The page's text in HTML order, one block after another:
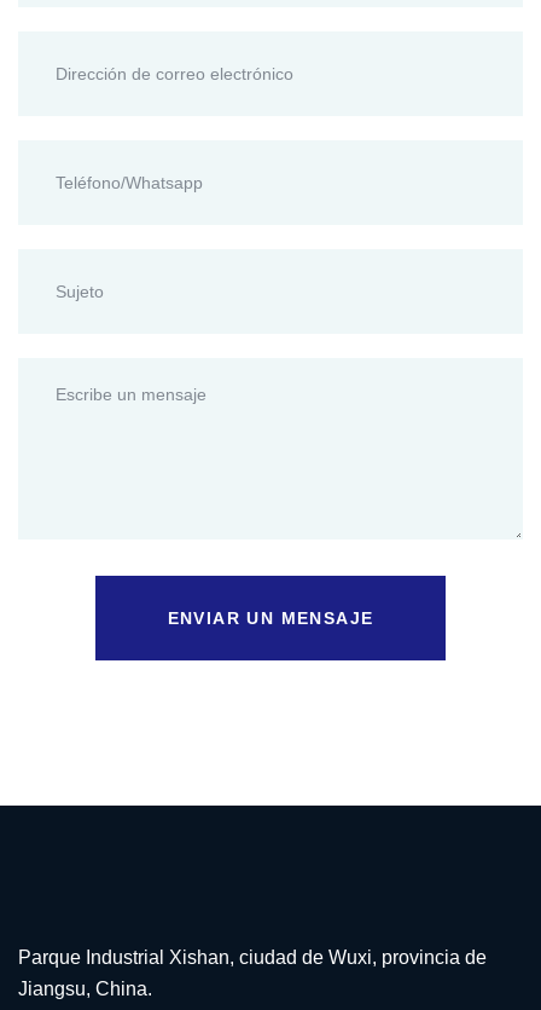
ENVIAR UN MENSAJE
Parque Industrial Xishan, ciudad de Wuxi, provincia de
Jiangsu, China.